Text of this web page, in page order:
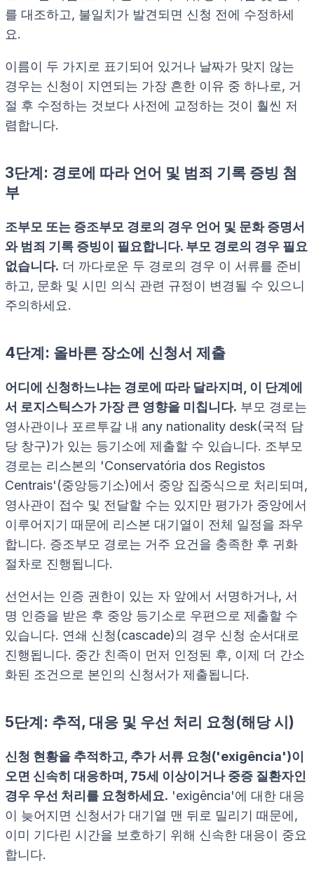
를 대조하고, 불일치가 발견되면 신청 전에 수정하세
요.
이름이 두 가지로 표기되어 있거나 날짜가 맞지 않는
경우는 신청이 지연되는 가장 흔한 이유 중 하나로, 거
절 후 수정하는 것보다 사전에 교정하는 것이 훨씬 저
렴합니다.
3단계: 경로에 따라 언어 및 범죄 기록 증빙 첨
부
조부모 또는 증조부모 경로의 경우 언어 및 문화 증명서
와 범죄 기록 증빙이 필요합니다. 부모 경로의 경우 필요
없습니다. 더 까다로운 두 경로의 경우 이 서류를 준비
하고, 문화 및 시민 의식 관련 규정이 변경될 수 있으니
주의하세요.
4단계: 올바른 장소에 신청서 제출
어디에 신청하느냐는 경로에 따라 달라지며, 이 단계에
서 로지스틱스가 가장 큰 영향을 미칩니다. 부모 경로는
영사관이나 포르투갈 내 any nationality desk(국적 담
당 창구)가 있는 등기소에 제출할 수 있습니다. 조부모
경로는 리스본의 'Conservatória dos Registos
Centrais'(중앙등기소)에서 중앙 집중식으로 처리되며,
영사관이 접수 및 전달할 수는 있지만 평가가 중앙에서
이루어지기 때문에 리스본 대기열이 전체 일정을 좌우
합니다. 증조부모 경로는 거주 요건을 충족한 후 귀화
절차로 진행됩니다.
선언서는 인증 권한이 있는 자 앞에서 서명하거나, 서
명 인증을 받은 후 중앙 등기소로 우편으로 제출할 수
있습니다. 연쇄 신청(cascade)의 경우 신청 순서대로
진행됩니다. 중간 친족이 먼저 인정된 후, 이제 더 간소
화된 조건으로 본인의 신청서가 제출됩니다.
5단계: 추적, 대응 및 우선 처리 요청(해당 시)
신청 현황을 추적하고, 추가 서류 요청('exigência')이
오면 신속히 대응하며, 75세 이상이거나 중증 질환자인
경우 우선 처리를 요청하세요. 'exigência'에 대한 대응
이 늦어지면 신청서가 대기열 맨 뒤로 밀리기 때문에,
이미 기다린 시간을 보호하기 위해 신속한 대응이 중요
합니다.